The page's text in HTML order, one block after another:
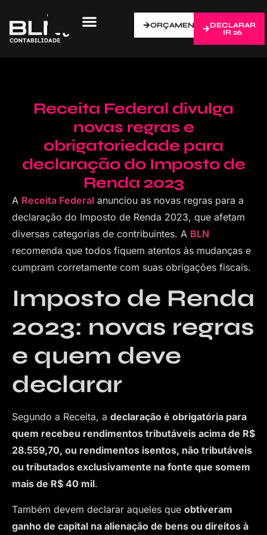
ORÇAMENTO
DECLARAR
IR 26
Receita Federal divulga
novas regras e
obrigatoriedade para
declaração do Imposto de
Renda 2023
A Receita Federal anunciou as novas regras para a
declaração do Imposto de Renda 2023, que afetam
diversas categorias de contribuintes. A BLN
recomenda que todos fiquem atentos às mudanças e
cumpram corretamente com suas obrigações fiscais.
Imposto de Renda
2023: novas regras
e quem deve
declarar
Segundo a Receita, a declaração é obrigatória para
quem recebeu rendimentos tributáveis acima de R$
28.559,70, ou rendimentos isentos, não tributáveis
ou tributados exclusivamente na fonte que somem
mais de R$ 40 mil.
Também devem declarar aqueles que obtiveram
ganho de capital na alienação de bens ou direitos à